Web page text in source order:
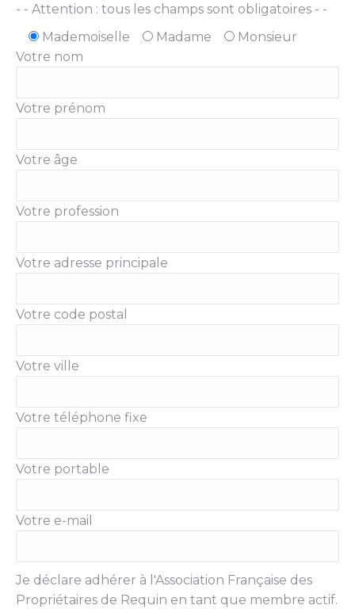
- - Attention : tous les champs sont obligatoires - -
Mademoiselle
Madame
Monsieur
Votre nom
Votre prénom
Votre âge
Votre profession
Votre adresse principale
Votre code postal
Votre ville
Votre téléphone fixe
Votre portable
Votre e-mail
Je déclare adhérer à l'Association Française des
Propriétaires de Requin en tant que membre actif.